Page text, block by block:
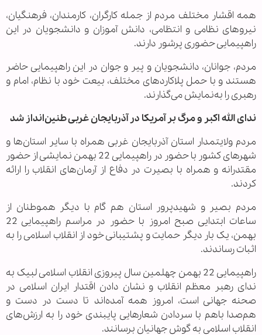
همه اقشار مختلف مردم از جمله کارگران، کارمندان، فرهنگیان،
نیروهای نظامی و انتظامی، دانش آموزان و دانشجویان در این
راهپیمایی حضوری پرشور دارند.
مردم، جوانان، دانشجویان و پیر و جوان در این راهپیمایی حاضر
هستند و با حمل پلاکاردهای مختلف، بیعت خود با نظام، امام و
رهبری را به‌نمایش می‌گذارند.
ندای الله اکبر و مرگ بر آمریکا در آذربایجان غربی طنین‌انداز شد
مردم ولایتمدار استان آذربایجان غربی همراه با سایر استان‌ها و
شهرهای کشور با حضور در راهپیمایی 22 بهمن نمایشی از حضور
مقتدرانه و همراه با بصیرت در دفاع از آرمان‌های انقلاب را ارائه
کردند.
مردم بصیر و شهیدپرور استان هم گام با دیگر هموطنان از
ساعات ابتدایی صبح امروز با حضور در مراسم راهپیمایی 22
بهمن، یک بار دیگر حمایت و پشتیبانی خود از انقلاب اسلامی را به
اثبات رساندند.
راهپیمایی 22 بهمن چهلمین سال پیروزی انقلاب اسلامی لبیک به
ندای رهبر معظم انقلاب و نشان دادن اقتدار ایران اسلامی در
صحنه جهانی است، امروز همه آمده‌اند تا دست در دست و
هم‌صدا باهم با سردادن شعارهایی پایبندی خود را به ارزش‌های
انقلاب اسلامی به گوش جهانیان برسانند.